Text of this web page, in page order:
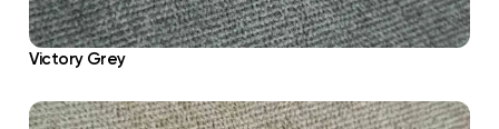
Victory Grey